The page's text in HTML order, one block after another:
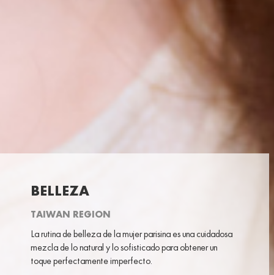
BELLEZA
TAIWAN REGION
La rutina de belleza de la mujer parisina es una cuidadosa
mezcla de lo natural y lo sofisticado para obtener un
toque perfectamente imperfecto.